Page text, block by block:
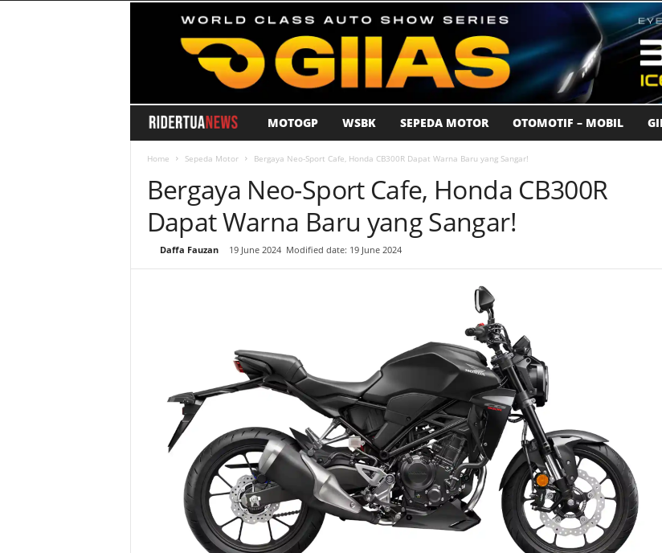
i
d
e
a
c
o
m
MOTOGP WSBK SEPEDA MOTOR OTOMOTIF – MOBIL
Home Sepeda Motor Bergaya Neo-Sport Cafe, Honda CB300R Dapat Warna Baru yang Sangar!
Bergaya Neo-Sport Cafe, Honda CB300R
Dapat Warna Baru yang Sangar!
Daffa Fauzan- 19 June 2024 Modified date: 19 June 2024